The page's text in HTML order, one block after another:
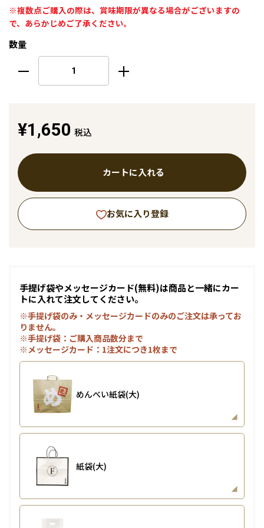
※複数点ご購入の際は、賞味期限が異なる場合がございますの
で、あらかじめご了承ください。
数量
¥1,650 税込
カートに入れる
お気に入り登録
手提げ袋やメッセージカード(無料)は商品と一緒にカー
トに入れて注文してください。
※手提げ袋のみ・メッセージカードのみのご注文は承ってお
りません。
※手提げ袋：ご購入商品数分まで
※メッセージカード：1注文につき1枚まで
めんべい紙袋(大)
紙袋(大)